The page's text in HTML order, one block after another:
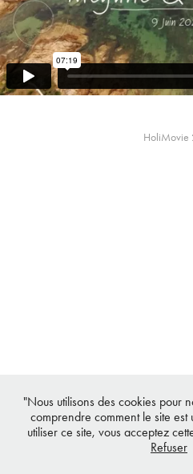
HoliMovie
"Nous utilisons des cookies pour
comprendre comment le site est
utiliser ce site, vous acceptez
Refuser